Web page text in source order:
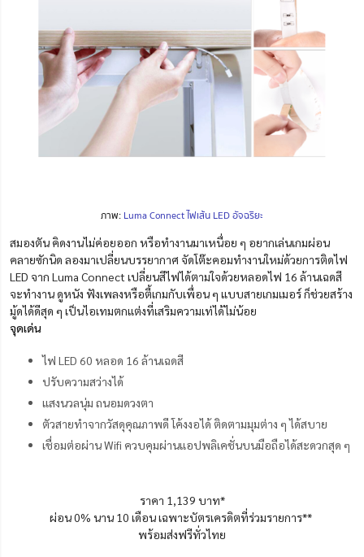
ภาพ: Luma Connect ไฟเส้น LED อัจฉริยะ
สมองตัน คิดงานไม่ค่อยออก หรือทำงานมาเหนื่อย ๆ อยากเล่นเกมผ่อน
คลายซักนิด ลองมาเปลี่ยนบรรยากาศ จัดโต๊ะคอมทำงานใหม่ด้วยการติดไฟ
LED จาก Luma Connect เปลี่ยนสีไฟได้ตามใจด้วยหลอดไฟ 16 ล้านเฉดสี
จะทำงาน ดูหนัง ฟังเพลงหรือตี้เกมกับเพื่อน ๆ แบบสายเกมเมอร์ก็ช่วยสร้าง
มู้ดได้ดีสุด ๆ เป็นไอเทมตกแต่งที่เสริมความเท่ได้ไม่น้อย
จุดเด่น
ไฟ LED 60 หลอด 16 ล้านเฉดสี
ปรับความสว่างได้
แสงนวลนุ่ม ถนอมดวงตา
ตัวสายทำจากวัสดุคุณภาพดี โค้งงอได้ ติดตามมุมต่าง ๆ ได้สบาย
เชื่อมต่อผ่าน Wifi ควบคุมผ่านแอปพลิเคชั่นบนมือถือได้สะดวกสุด ๆ
ราคา 1,139 บาท*
ผ่อน 0% นาน 10 เดือน เฉพาะบัตรเครดิตที่ร่วมรายการ**
พร้อมส่งฟรีทั่วไทย